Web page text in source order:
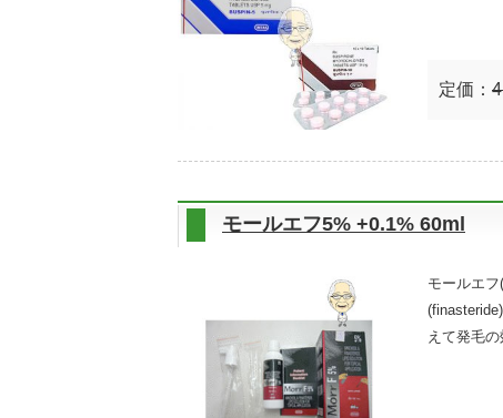
定価：
モールエフ5% +0.1% 60ml
モールエ
えて発毛